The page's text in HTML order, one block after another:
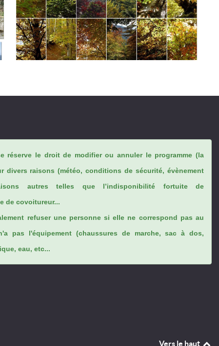
réserve le droit de modifier ou annuler le programme (la
divers raisons (météo, conditions de sécurité, évènement
autres telles que l’indisponibilité fortuite de
de covoitureur...
refuser une personne si elle ne correspond pas au
pas l'équipement (chaussures de marche, sac à dos,
eau, etc...
Vers le haut